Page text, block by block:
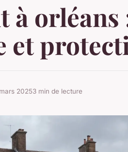
à orléans
et
20253 min de lecture